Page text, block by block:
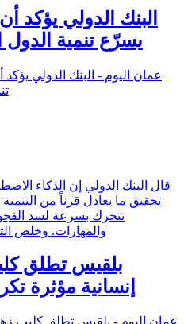
البنك الدولي يؤكد
يسرّع تنمية الدول
قال البنك الدولي إن الذكاء
تحقيق ما يعادل قرناً من
تتحرك بسرعة لسد
والمهارات. وخلص
بلقيس تطلق
إنسانية مؤثرة